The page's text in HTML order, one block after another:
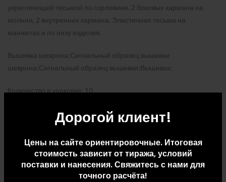
Дорогой клиент!
Цены на сайте ориентировочные. Итоговая
стоимость зависит от тиража, условий
поставки и нанесения. Свяжитесь с нами для
точного расчёта!
укрепляющей тесьмой по горловине. 2 боковых кармана на
молнии, 2 внутренних кармана. Эластичная тесьма на
манжетах и по низу изделия.
Вышивка шеврона;Сигнальный образец вышивки
шеврона;Сигнальный образец вышивки;Вышивка;
Количество в упаковке: 10
Размер упаковки: Д 60 x Ш 40 x В 30
ДОПОЛНИТЕЛЬНАЯ ИНФОРМАЦИЯ